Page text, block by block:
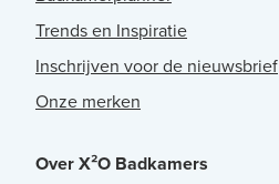
Trends en Inspiratie
Inschrijven voor de nieuwsbrief
Onze merken
Over X²O Badkamers